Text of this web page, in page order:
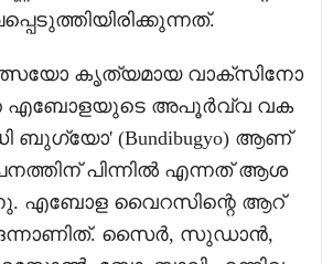
കൃത്യമായ വാക്സിനോ
എബോളയുടെ അപൂർവ്വ വക
ബുഗ്യോ' (Bundibugyo) ആണ്
പിന്നിൽ എന്നത് ആശ
എബോള വൈറസിന്റെ ആറ്
ഒന്നാണിത്. സൈർ, സുഡാൻ,